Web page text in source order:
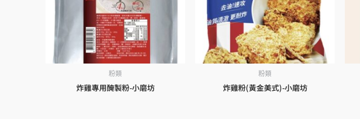
粉類
炸雞專用醃製粉-小磨坊
粉類
炸雞粉(黃金美式)-小磨坊